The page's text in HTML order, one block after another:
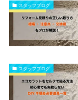
スタッフブログ
スタッフブログ